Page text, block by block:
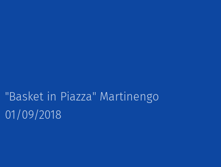
"Basket in Piazza" Martinengo
01/09/2018